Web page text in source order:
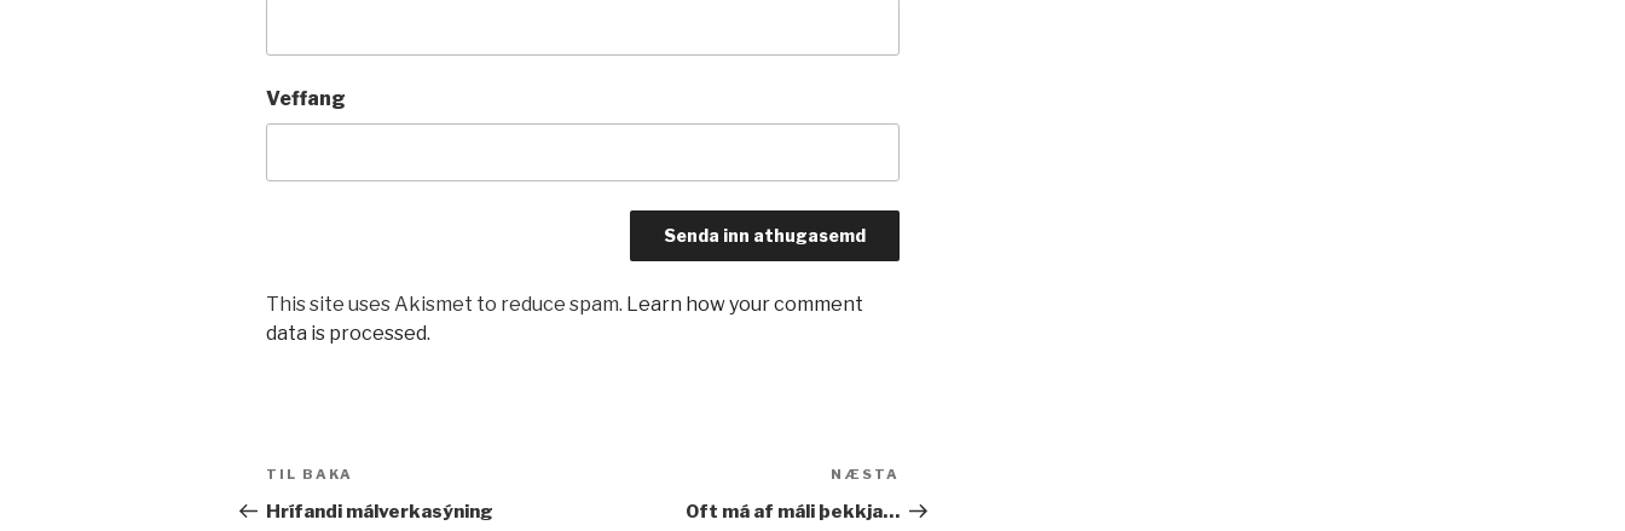
Veffang
This site uses Akismet to reduce spam. Learn how your comment
data is processed.
Leiðarkerfi
færslu
Fyrri
færsla
TIL BAKA
Hrífandi málverkasýning
færsla
NÆSTA
Oft má af máli þekkja…